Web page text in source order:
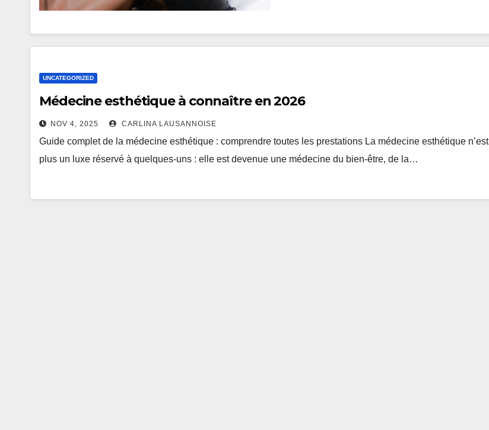
UNCATEGORIZED
Médecine esthétique à connaître en 2026
NOV 4, 2025 CARLINA LAUSANNOISE
Guide complet de la médecine esthétique : comprendre toutes les prestations La médecine esthétique n’est
plus un luxe réservé à quelques-uns : elle est devenue une médecine du bien-être, de la…